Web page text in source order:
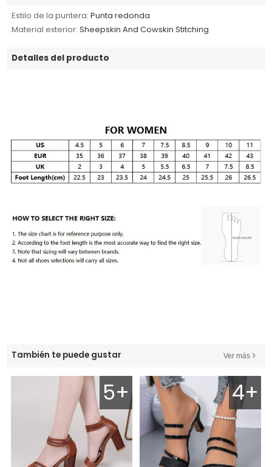
Estilo de la puntera: Punta redonda
Material exterior: Sheepskin And Cowskin Stitching
Detalles del producto
También te puede gustar Ver más
5+ 4+